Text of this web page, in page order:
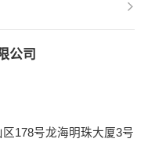
公司
178号龙海明珠大厦3号